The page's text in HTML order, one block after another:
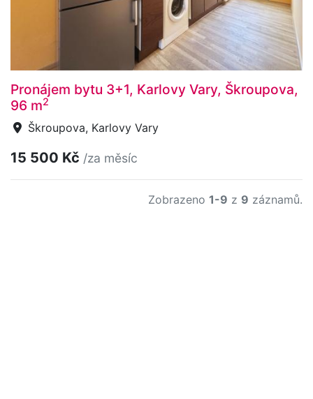
Pronájem bytu 3+1, Karlovy Vary, Škroupova,
96 m2
Škroupova, Karlovy Vary
15 500 Kč /za měsíc
Zobrazeno 1-9 z 9 záznamů.